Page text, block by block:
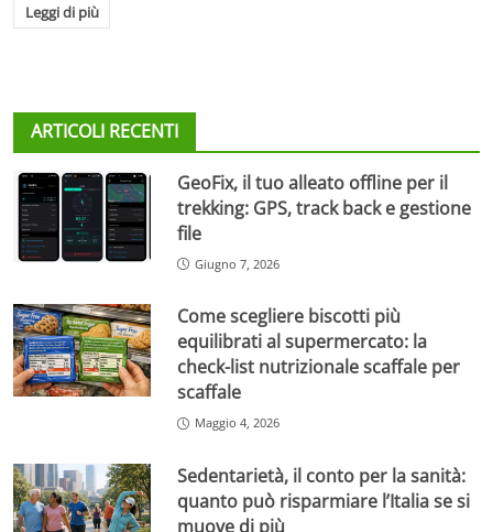
Leggi di più
ARTICOLI RECENTI
GeoFix, il tuo alleato offline per il
trekking: GPS, track back e gestione
file
Giugno 7, 2026
Come scegliere biscotti più
equilibrati al supermercato: la
check-list nutrizionale scaffale per
scaffale
Maggio 4, 2026
Sedentarietà, il conto per la sanità:
quanto può risparmiare l’Italia se si
muove di più